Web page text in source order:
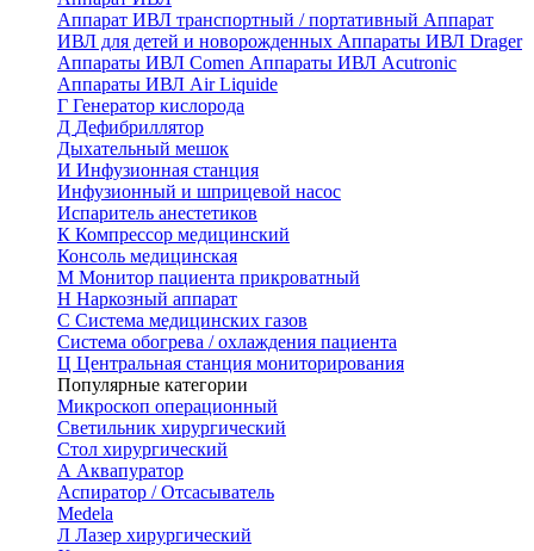
Аппарат ИВЛ транспортный / портативный Аппарат
ИВЛ для детей и новорожденных Аппараты ИВЛ Drager
Аппараты ИВЛ Comen Аппараты ИВЛ Acutronic
Аппараты ИВЛ Air Liquide
Г Генератор кислорода
Д Дефибриллятор
Дыхательный мешок
И Инфузионная станция
Инфузионный и шприцевой насос
Испаритель анестетиков
К Компрессор медицинский
Консоль медицинская
М Монитор пациента прикроватный
Н Наркозный аппарат
С Система медицинских газов
Система обогрева / охлаждения пациента
Ц Центральная станция мониторирования
Популярные категории
Микроскоп операционный
Светильник хирургический
Стол хирургический
А Аквапуратор
Аспиратор / Отсасыватель
Medela
Л Лазер хирургический